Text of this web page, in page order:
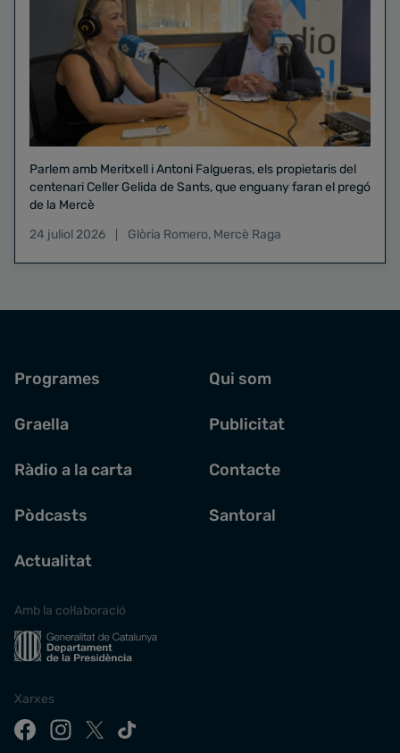
Parlem amb Meritxell i Antoni Falgueras, els propietaris del
centenari Celler Gelida de Sants, que enguany faran el pregó
de la Mercè
24 juliol 2026
Glòria Romero, Mercè Raga
Programes
Graella
Ràdio a la carta
Pòdcasts
Actualitat
Qui som
Publicitat
Contacte
Santoral
Amb la col·laboració
Xarxes